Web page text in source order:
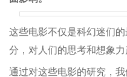
这些电影不仅是科幻迷们
分，对人们的思考和想象力
通过对这些电影的研究，